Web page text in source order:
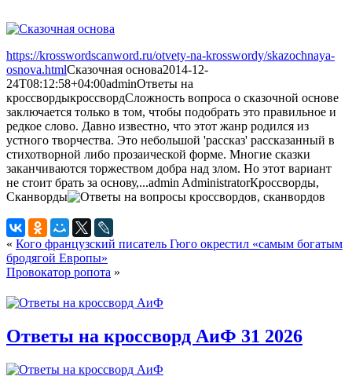
https://krosswordscanword.ru/otvety-na-krosswordy/skazochnaya-
osnova.htmlСказочная основа2014-12-
24T08:12:58+04:00adminОтветы на
кроссвордыкроссвордСложность вопроса о сказочной основе
заключается только в том, чтобы подобрать это правильное и
редкое слово. Давно известно, что этот жанр родился из
устного творчества. Это небольшой 'рассказ' рассказанный в
стихотворной либо прозаической форме. Многие сказки
заканчиваются торжеством добра над злом. Но этот вариант
не стоит брать за основу,...admin AdministratorКроссворды,
Сканворды
« Кого французский писатель Гюго окрестил «самым богатым
бродягой Европы»
Провокатор ропота »
Ответы на кроссворд АиФ 31 2026